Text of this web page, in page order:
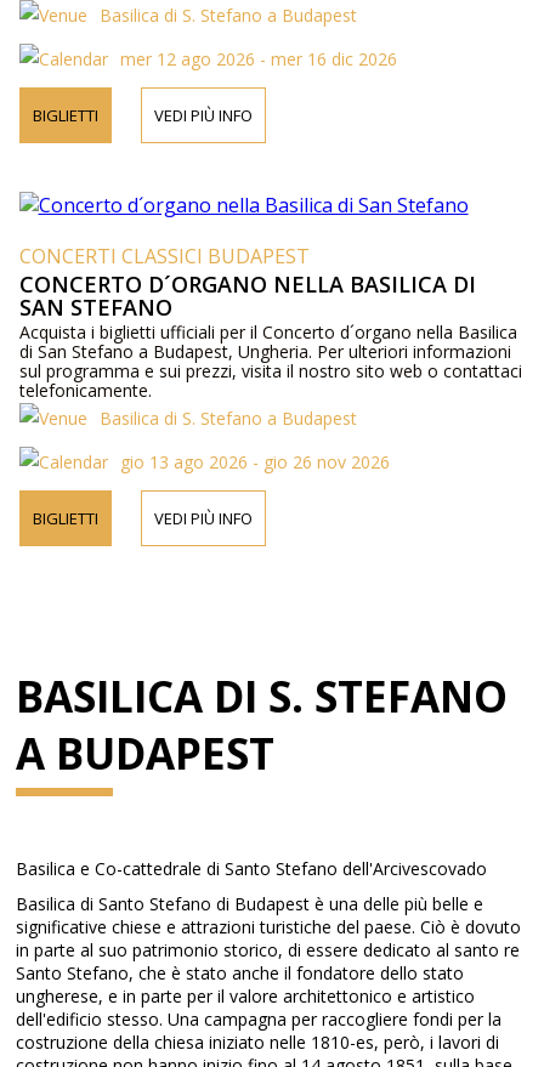
Basilica di S. Stefano a Budapest
mer 12 ago 2026 - mer 16 dic 2026
BIGLIETTI VEDI PIÙ INFO
CONCERTI CLASSICI BUDAPEST
CONCERTO D´ORGANO NELLA BASILICA DI
SAN STEFANO
Acquista i biglietti ufficiali per il Concerto d´organo nella Basilica
di San Stefano a Budapest, Ungheria. Per ulteriori informazioni
sul programma e sui prezzi, visita il nostro sito web o contattaci
telefonicamente.
Basilica di S. Stefano a Budapest
gio 13 ago 2026 - gio 26 nov 2026
BIGLIETTI VEDI PIÙ INFO
BASILICA DI S. STEFANO
A BUDAPEST
Basilica e Co-cattedrale di Santo Stefano dell'Arcivescovado
Basilica di Santo Stefano di Budapest è una delle più belle e
significative chiese e attrazioni turistiche del paese. Ciò è dovuto
in parte al suo patrimonio storico, di essere dedicato al santo re
Santo Stefano, che è stato anche il fondatore dello stato
ungherese, e in parte per il valore architettonico e artistico
dell'edificio stesso. Una campagna per raccogliere fondi per la
costruzione della chiesa iniziato nelle 1810-es, però, i lavori di